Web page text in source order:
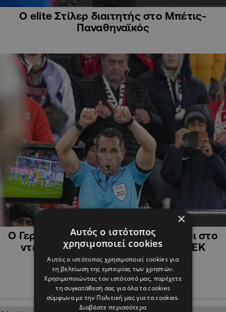
Ο elite Στίλερ διαιτητής στο Μπέτις-
Παναθηναϊκός
Ο Γερμανός Τομπίας Στίλερ σφυρίζει στο
ντέρμπι του Ολυμπιακού με την ΑΕΚ
×
Αυτός ο ιστότοπος
χρησιμοποιεί cookies
Αυτός ο ιστότοπος χρησιμοποιεί cookies για
τη βελτίωση της εμπειρίας των χρηστών.
Χρησιμοποιώντας τον ιστότοπό μας, παρέχετε
τη συγκατάθεσή σας για όλα τα cookies
σύμφωνα με την Πολιτική μας για τα cookies.
Διαβάστε περισσότερα